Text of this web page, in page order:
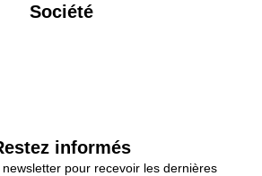
Société
informés
pour recevoir les dernières